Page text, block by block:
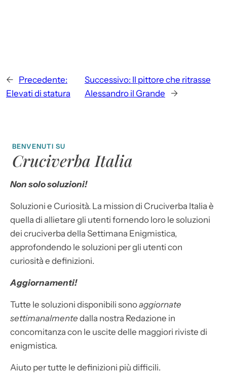
← Precedente:
Elevati di statura
Successivo: Il pittore che ritrasse
Alessandro il Grande
→
BENVENUTI SU
Cruciverba Italia
Non solo soluzioni!
Soluzioni e Curiosità. La mission di Cruciverba Italia è
quella di allietare gli utenti fornendo loro le soluzioni
dei cruciverba della Settimana Enigmistica,
approfondendo le soluzioni per gli utenti con
curiosità e definizioni.
Aggiornamenti!
Tutte le soluzioni disponibili sonoaggiornate
settimanalmente dalla nostra Redazione in
concomitanza con le uscite delle maggiori riviste di
enigmistica.
Aiuto per tutte le definizioni più difficili.